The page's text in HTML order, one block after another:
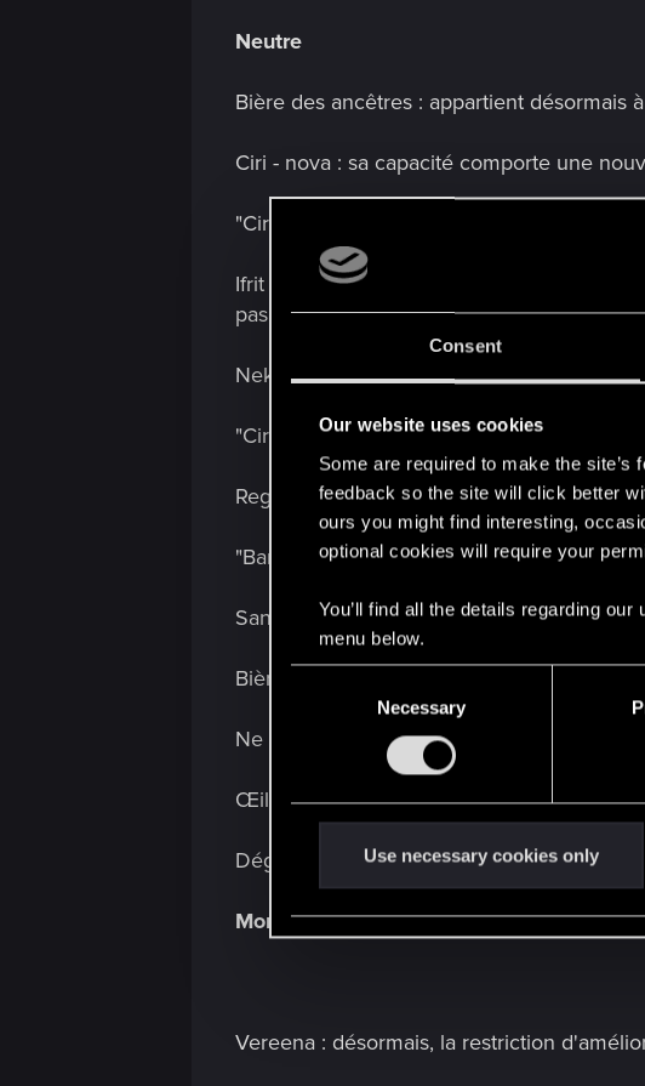
Consent
Our website uses cookies
Some are required to make the
feedback so the site will click better
ours you might find interesting,
optional cookies will require your
You’ll find all the details regarding
menu below.
e
l
Necessary
Use necessary cookies only
Neutre
Bière des ancêtres : appartient désormais
Ciri - nova : sa capacité comporte une
"Ciri : nova et le Nekker doré sont exclus
Ifrit colossal : l'infobulle a été corrigée
pas la ligne opposée.
Nekker doré : sa capacité comporte une
"Ciri : nova et le Nekker doré sont exclus
Regis - soif de sang : l'effet d'entrée sur
"Bannissez les 3 premières cartes de votre
Sangreal : appartient désormais à la
Bière contaminée : appartient désormais à
Ne peut plus cibler les unités alliées.
Œil de corbeau : sa valeur d'Amélioration
Dégel : sa valeur d'Amélioration passe de 4
Monstres
Vereena : désormais, la restriction